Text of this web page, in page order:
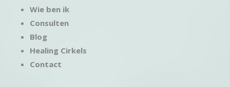
Wie ben ik
Consulten
Blog
Healing Cirkels
Contact